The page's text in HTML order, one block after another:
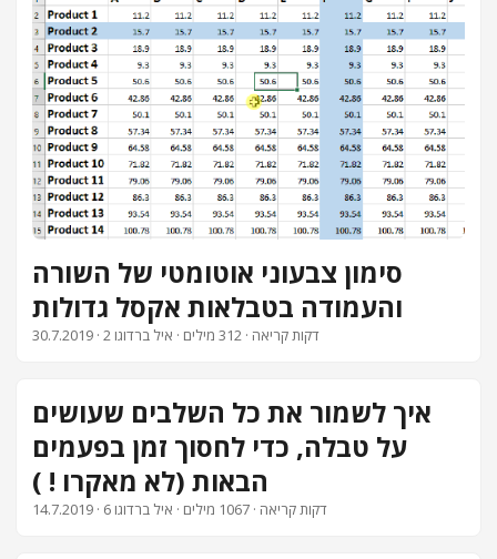
סימון צבעוני אוטומטי של השורה
והעמודה בטבלאות אקסל גדולות
30.7.2019 · 2 דקות קריאה · 312 מילים · איל ברדוגו
איך לשמור את כל השלבים שעושים
על טבלה, כדי לחסוך זמן בפעמים
הבאות (לא מאקרו ! )
14.7.2019 · 6 דקות קריאה · 1067 מילים · איל ברדוגו